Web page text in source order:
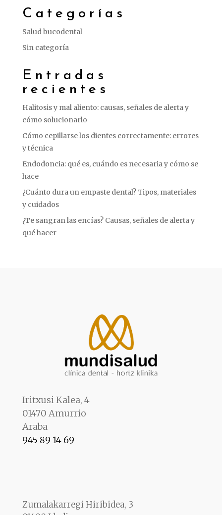
Categorías
Salud bucodental
Sin categoría
Entradas
recientes
Halitosis y mal aliento: causas, señales de alerta y
cómo solucionarlo
Cómo cepillarse los dientes correctamente: errores
y técnica
Endodoncia: qué es, cuándo es necesaria y cómo se
hace
¿Cuánto dura un empaste dental? Tipos, materiales
y cuidados
¿Te sangran las encías? Causas, señales de alerta y
qué hacer
Iritxusi Kalea, 4
01470 Amurrio
Araba
945 89 14 69
Zumalakarregi Hiribidea, 3